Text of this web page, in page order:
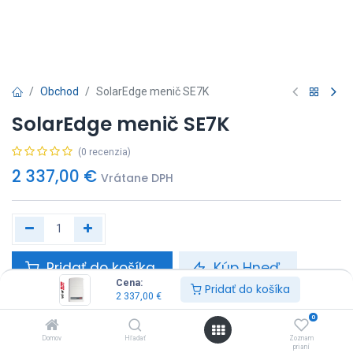
Cena:
2 337,00 € Pridať do košíka
Domov Hľadať
0
Zoznam
prianí
Obchod SolarEdge menič SE7K
SolarEdge menič SE7K
(0 recenzia)
2 337,00 € Vrátane DPH
Pridať do košíka Kúp Hneď
Solaredge